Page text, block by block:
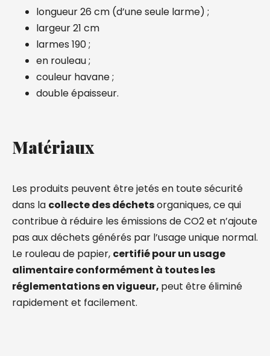
longueur 26 cm (d’une seule larme) ;
largeur 21 cm
larmes 190 ;
en rouleau ;
couleur havane ;
double épaisseur.
Matériaux
Les produits peuvent être jetés en toute sécurité
dans la collecte des déchetsorganiques, ce qui
contribue à réduire les émissions de CO2 et n’ajoute
pas aux déchets générés par l’usage unique normal.
Le rouleau de papier, certifié pour un usage
alimentaire conformément à toutes les
réglementations en vigueur, peut être éliminé
rapidement et facilement.